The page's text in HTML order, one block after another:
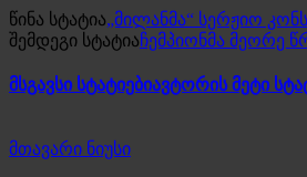
წინა სტატია„მილანმა“ სერჟიო
შემდეგი სტატიაჩემპიონმა მეორე
მსგავსი სტატიებიავტორის მეტი
მთავარი ნიუსი